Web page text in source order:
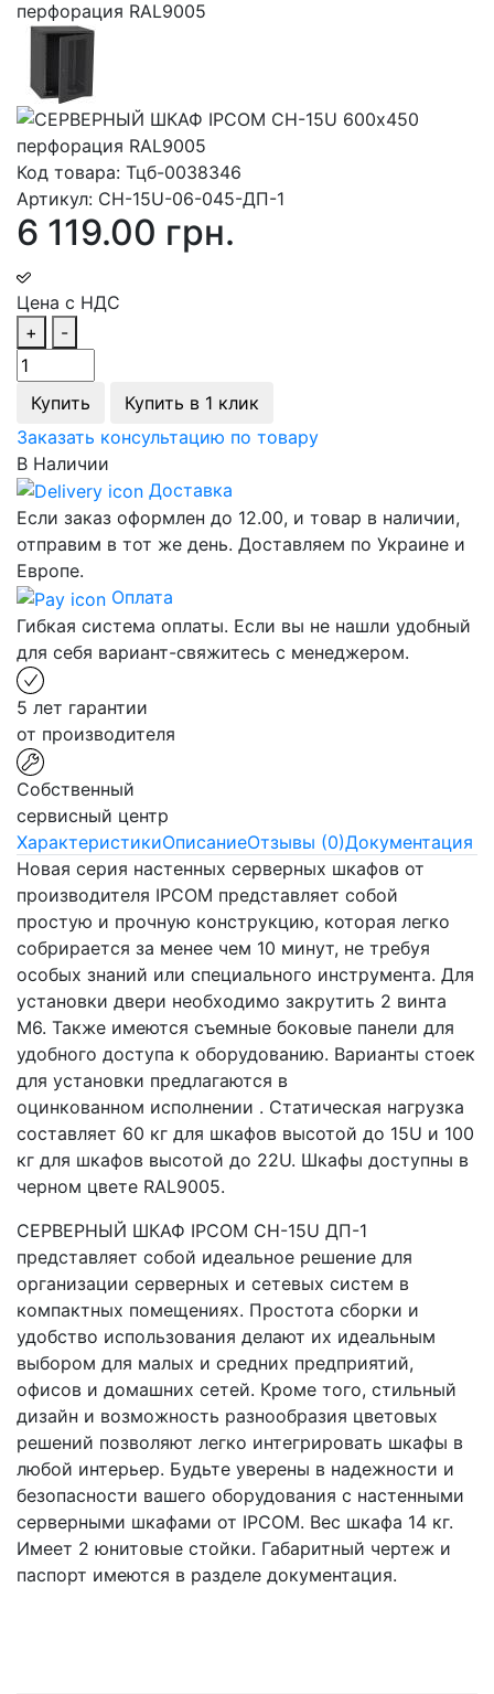
Код товара: Тцб-0038346
Артикул: СН-15U-06-045-ДП-1
6 119.00 грн.
Цена с НДС
+
-
Купить
Купить в 1 клик
Заказать консультацию по товару
В Наличии
Доставка
Если заказ оформлен до 12.00, и товар в наличии,
отправим в тот же день. Доставляем по Украине и
Европе.
Оплата
Гибкая система оплаты. Если вы не нашли удобный
для себя вариант-свяжитесь с менеджером.
5 лет гарантии
от производителя
Собственный
сервисный центр
ХарактеристикиОписаниеОтзывы (0)Документация
Новая серия настенных серверных шкафов от
производителя IPCOM представляет собой
простую и прочную конструкцию, которая легко
собрирается за менее чем 10 минут, не требуя
особых знаний или специального инструмента. Для
установки двери необходимо закрутить 2 винта
М6. Также имеются съемные боковые панели для
удобного доступа к оборудованию. Варианты стоек
для установки предлагаются в
оцинкованном исполнении . Статическая нагрузка
составляет 60 кг для шкафов высотой до 15U и 100
кг для шкафов высотой до 22U. Шкафы доступны в
черном цвете RAL9005.
СЕРВЕРНЫЙ ШКАФ IPCOM СН-15U ДП-1
представляет собой идеальное решение для
организации серверных и сетевых систем в
компактных помещениях. Простота сборки и
удобство использования делают их идеальным
выбором для малых и средних предприятий,
офисов и домашних сетей. Кроме того, стильный
дизайн и возможность разнообразия цветовых
решений позволяют легко интегрировать шкафы в
любой интерьер. Будьте уверены в надежности и
безопасности вашего оборудования с настенными
серверными шкафами от IPCOM. Вес шкафа 14 кг.
Имеет 2 юнитовые стойки. Габаритный чертеж и
паспорт имеются в разделе документация.